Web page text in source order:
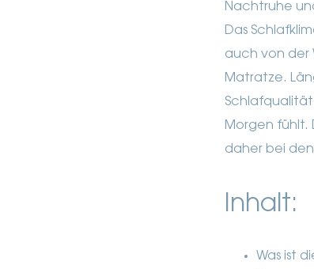
Nachtruhe
Das
auch von der
Matratze.
Morgen fühlt.
daher bei
Inhalt:
Was ist